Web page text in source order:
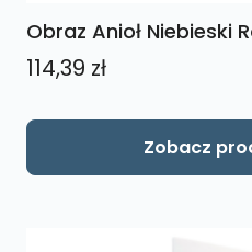
Obraz Anioł Niebieski
114,39 zł
Zobacz